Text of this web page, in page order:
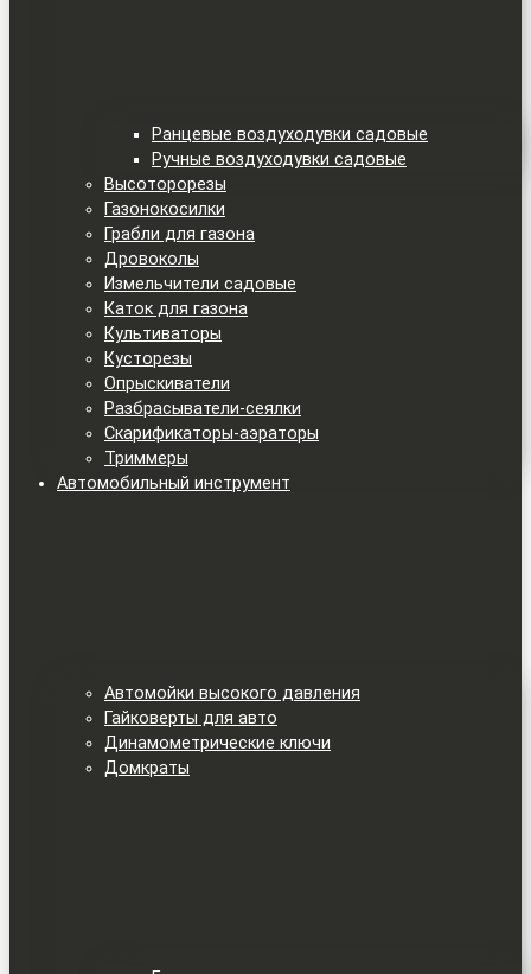
Ранцевые воздуходувки садовые
Ручные воздуходувки садовые
Высоторорезы
Газонокосилки
Грабли для газона
Дровоколы
Измельчители садовые
Каток для газона
Культиваторы
Кусторезы
Опрыскиватели
Разбрасыватели-сеялки
Скарификаторы-аэраторы
Триммеры
Автомобильный инструмент
Автомойки высокого давления
Гайковерты для авто
Динамометрические ключи
Домкраты